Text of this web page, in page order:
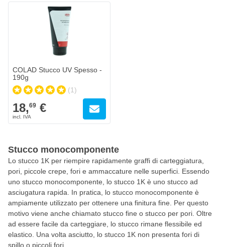
COLAD Stucco UV Spesso -
190g
(1)
18,69 €
Stucco monocomponente
Lo stucco 1K per riempire rapidamente graffi di carteggiatura,
pori, piccole crepe, fori e ammaccature nelle superfici. Essendo
uno stucco monocomponente, lo stucco 1K è uno stucco ad
asciugatura rapida. In pratica, lo stucco monocomponente è
ampiamente utilizzato per ottenere una finitura fine. Per questo
motivo viene anche chiamato stucco fine o stucco per pori. Oltre
ad essere facile da carteggiare, lo stucco rimane flessibile ed
elastico. Una volta asciutto, lo stucco 1K non presenta fori di
spillo o piccoli fori.